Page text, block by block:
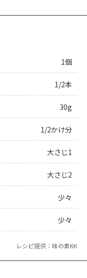
1個
1/2本
30g
1/2かけ分
大さじ1
大さじ2
少々
少々
レシピ提供：味の素KK